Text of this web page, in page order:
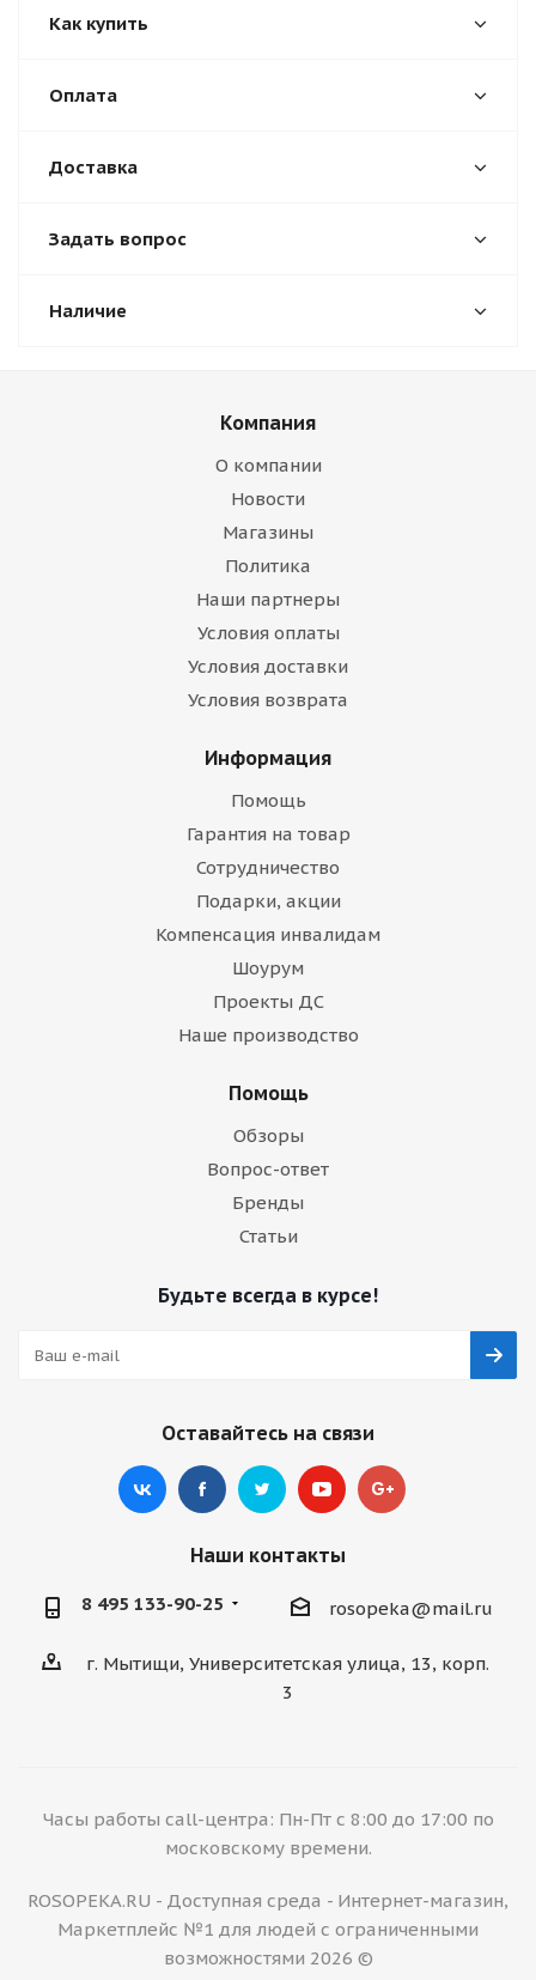
Как купить
Оплата
Доставка
Задать вопрос
Наличие
Компания
О компании
Новости
Магазины
Политика
Наши партнеры
Условия оплаты
Условия доставки
Условия возврата
Информация
Помощь
Гарантия на товар
Сотрудничество
Подарки, акции
Компенсация инвалидам
Шоурум
Проекты ДС
Наше производство
Помощь
Обзоры
Вопрос-ответ
Бренды
Статьи
Будьте всегда в курсе!
Оставайтесь на связи
Наши контакты
8 495 133-90-25 rosopeka@mail.ru
г. Мытищи, Университетская улица, 13, корп.
3
Часы работы call-центра: Пн-Пт с 8:00 до 17:00 по
московскому времени.
ROSOPEKA.RU - Доступная среда - Интернет-магазин,
Маркетплейс №1 для людей с ограниченными
возможностями 2026 ©